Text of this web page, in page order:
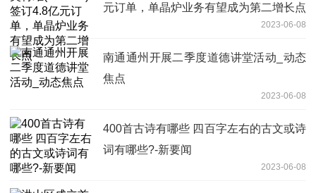
元订单，单晶炉业务有望成为第二增长点
2023-06-08
南通通州开展二季度道德讲堂活动_动态
焦点
2023-06-08
400首古诗有哪些 四百字左右的古文或诗
词有哪些?-新要闻
2023-06-08